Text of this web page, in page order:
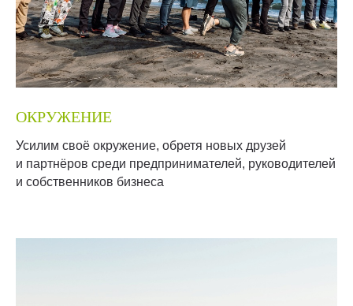
ОКРУЖЕНИЕ
Усилим своё окружение, обретя новых друзей
и партнёров среди предпринимателей, руководителей
и собственников бизнеса